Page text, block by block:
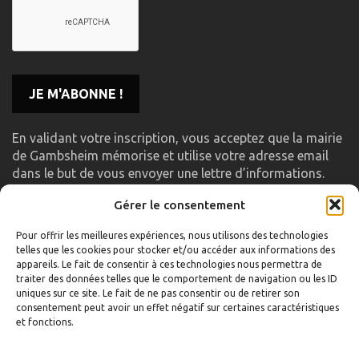
Gérer le consentement
Pour offrir les meilleures expériences, nous utilisons des technologies
telles que les cookies pour stocker et/ou accéder aux informations des
appareils. Le fait de consentir à ces technologies nous permettra de
traiter des données telles que le comportement de navigation ou les ID
uniques sur ce site. Le fait de ne pas consentir ou de retirer son
consentement peut avoir un effet négatif sur certaines caractéristiques
et fonctions.
En validant votre inscription, vous acceptez que la mairie
de Gambsheim mémorise et utilise votre adresse email
dans le but de vous envoyer une lettre d’informations.
LIENS UTILES
Accueil
Formulaire de contact
Gambs TV